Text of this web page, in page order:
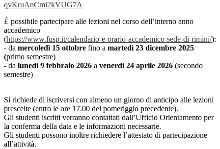
qvKruAnCmi2kVUG7A
È possibile partecipare alle lezioni nel corso dell’interno anno
accademico
(https://www.fusp.it/calendario-e-orario-accademico-sede-di-rimini/):
- da mercoledì 15 ottobre fino a martedì 23 dicembre 2025
(primo semestre)
- da lunedì 9 febbraio 2026 a venerdì 24 aprile 2026 (secondo
semestre)
Si richiede di iscriversi con almeno un giorno di anticipo alle lezioni
prescelte (entro le ore 17.00 del pomeriggio precedente).
Gli studenti iscritti verranno contattati dall’Ufficio Orientamento per
la conferma della data e le informazioni necessarie.
Gli studenti possono inoltre richiedere l’attestato di partecipazione
all’attività.